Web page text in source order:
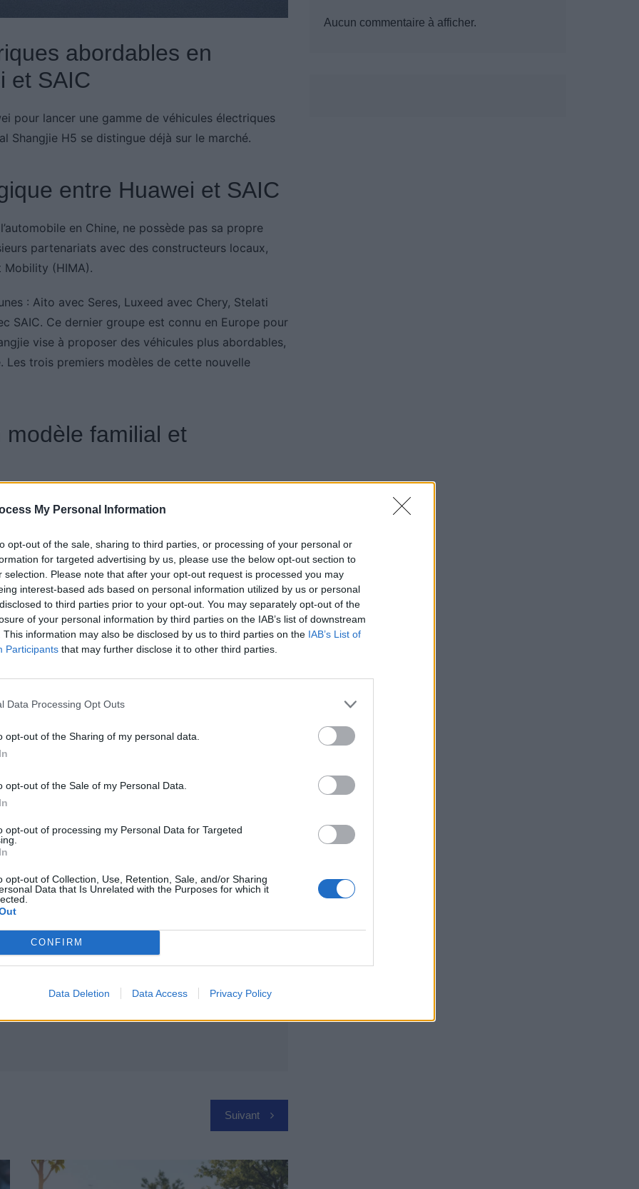
My Personal Information
opt-out of the sale, sharing to third parties, or processing of your personal or
for targeted advertising by us, please use the below opt-out section to
selection. Please note that after your opt-out request is processed you may
interest-based ads based on personal information utilized by us or personal
to third parties prior to your opt-out. You may separately opt-out of the
of your personal information by third parties on the IAB’s list of downstream
This information may also be disclosed by us to third parties on the IAB’s List of
Participants that may further disclose it to other third parties.
Data Processing Opt Outs
opt-out of the Sharing of my personal data.
opt-out of the Sale of my Personal Data.
opt-out of processing my Personal Data for Targeted
opt-out of Collection, Use, Retention, Sale, and/or Sharing
Data that Is Unrelated with the Purposes for which it
CONFIRM
Data Deletion Data Access Privacy Policy
abordables en
et SAIC
pour lancer une gamme de véhicules électriques
Shangjie H5 se distingue déjà sur le marché.
entre Huawei et SAIC
en Chine, ne possède pas sa propre
partenariats avec des constructeurs locaux,
Mobility (HIMA).
: Aito avec Seres, Luxeed avec Chery, Stelati
SAIC. Ce dernier groupe est connu en Europe pour
vise à proposer des véhicules plus abordables,
Les trois premiers modèles de cette nouvelle
modèle familial et
H5. Long de 4,78 mètres, il a rencontré un grand
commandes en une heure. Il repose sur la
ES39. En raison des contraintes liées au
plateforme dédiée, et son prix en Chine est
électrique, ainsi qu’une version équipée d’un
pour la marque Shangjie
de Chine, deux autres modèles de SUV devraient
production annuelle de 400 000 véhicules. Pour
usine à Shanghai et modernisé ses
s’implante en Europe. SAIC y est déjà
de nouvelles marques dans le segment premium,
notamment via ses technologies embarquées
Suivant
Aucun commentaire à afficher.